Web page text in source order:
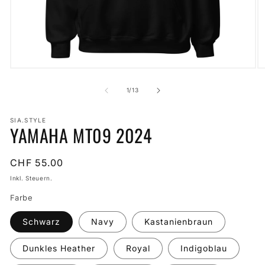
1/von
13
SIA.STYLE
YAMAHA MT09 2024
Normaler
Preis
CHF 55.00
Inkl. Steuern.
Farbe
Schwarz Navy Kastanienbraun
Dunkles Heather Royal Indigoblau